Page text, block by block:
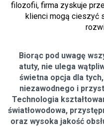
filozofii, firma zyskuje
klienci mogą cieszyć
Biorąc pod uwagę
atuty, nie ulega
świetna opcja dla
niezawodnego i
Technologia
światłowodowa,
oraz wysoka jakość